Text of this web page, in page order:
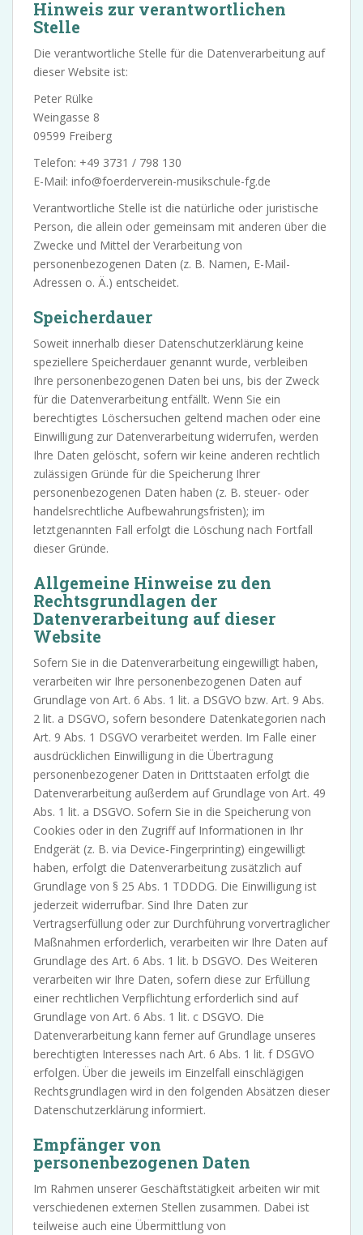
Hinweis zur verantwortlichen
Stelle
Die verantwortliche Stelle für die Datenverarbeitung auf
dieser Website ist:
Peter Rülke
Weingasse 8
09599 Freiberg
Telefon: +49 3731 / 798 130
E-Mail: info@foerderverein-musikschule-fg.de
Verantwortliche Stelle ist die natürliche oder juristische
Person, die allein oder gemeinsam mit anderen über die
Zwecke und Mittel der Verarbeitung von
personenbezogenen Daten (z. B. Namen, E-Mail-
Adressen o. Ä.) entscheidet.
Speicherdauer
Soweit innerhalb dieser Datenschutzerklärung keine
speziellere Speicherdauer genannt wurde, verbleiben
Ihre personenbezogenen Daten bei uns, bis der Zweck
für die Datenverarbeitung entfällt. Wenn Sie ein
berechtigtes Löschersuchen geltend machen oder eine
Einwilligung zur Datenverarbeitung widerrufen, werden
Ihre Daten gelöscht, sofern wir keine anderen rechtlich
zulässigen Gründe für die Speicherung Ihrer
personenbezogenen Daten haben (z. B. steuer- oder
handelsrechtliche Aufbewahrungsfristen); im
letztgenannten Fall erfolgt die Löschung nach Fortfall
dieser Gründe.
Allgemeine Hinweise zu den
Rechtsgrundlagen der
Datenverarbeitung auf dieser
Website
Sofern Sie in die Datenverarbeitung eingewilligt haben,
verarbeiten wir Ihre personenbezogenen Daten auf
Grundlage von Art. 6 Abs. 1 lit. a DSGVO bzw. Art. 9 Abs.
2 lit. a DSGVO, sofern besondere Datenkategorien nach
Art. 9 Abs. 1 DSGVO verarbeitet werden. Im Falle einer
ausdrücklichen Einwilligung in die Übertragung
personenbezogener Daten in Drittstaaten erfolgt die
Datenverarbeitung außerdem auf Grundlage von Art. 49
Abs. 1 lit. a DSGVO. Sofern Sie in die Speicherung von
Cookies oder in den Zugriff auf Informationen in Ihr
Endgerät (z. B. via Device-Fingerprinting) eingewilligt
haben, erfolgt die Datenverarbeitung zusätzlich auf
Grundlage von § 25 Abs. 1 TDDDG. Die Einwilligung ist
jederzeit widerrufbar. Sind Ihre Daten zur
Vertragserfüllung oder zur Durchführung vorvertraglicher
Maßnahmen erforderlich, verarbeiten wir Ihre Daten auf
Grundlage des Art. 6 Abs. 1 lit. b DSGVO. Des Weiteren
verarbeiten wir Ihre Daten, sofern diese zur Erfüllung
einer rechtlichen Verpflichtung erforderlich sind auf
Grundlage von Art. 6 Abs. 1 lit. c DSGVO. Die
Datenverarbeitung kann ferner auf Grundlage unseres
berechtigten Interesses nach Art. 6 Abs. 1 lit. f DSGVO
erfolgen. Über die jeweils im Einzelfall einschlägigen
Rechtsgrundlagen wird in den folgenden Absätzen dieser
Datenschutzerklärung informiert.
Empfänger von
personenbezogenen Daten
Im Rahmen unserer Geschäftstätigkeit arbeiten wir mit
verschiedenen externen Stellen zusammen. Dabei ist
teilweise auch eine Übermittlung von